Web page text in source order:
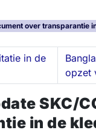
over transparantie
in de
opzet
SKC/
in de